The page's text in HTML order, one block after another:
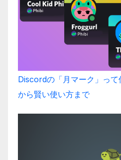
Discordの「月マーク」っ
から賢い使い方まで